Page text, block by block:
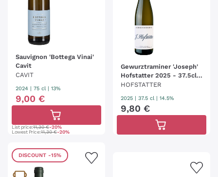
Sauvignon 'Bottega Vinai'
Cavit
CAVIT
2024 | 75 cl | 13%
9,00 €
List price:11,30 €-20%
Lowest Price:11,30 €-20%
Gewurztraminer 'Joseph'
Hofstatter 2025 - 37.5cl
(tappo stelvin)
HOFSTATTER
2025 | 37.5 cl | 14.5%
9,80 €
DISCOUNT -15%